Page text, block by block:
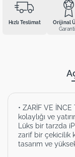
Hızlı Teslimat
Orijinal
• ZARİF VE İNCE
kolaylığı ve
Lüks bir tarzda
zarif bir çekicilik
tasarım ve